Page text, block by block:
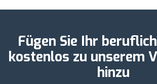
Fügen Sie Ihr
kostenlos zu unserem
hinzu